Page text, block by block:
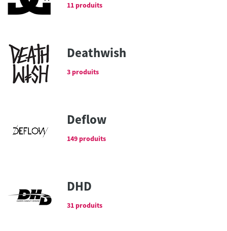
11 produits
Deathwish
3 produits
Deflow
149 produits
DHD
31 produits